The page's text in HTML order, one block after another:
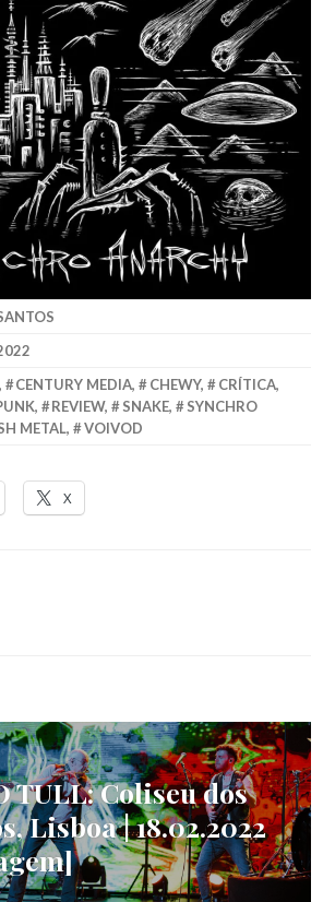
CENTURY MEDIA, CHEWY, CRÍTICA,
, REVIEW, SNAKE,
SYNCHRO
METAL, VOIVOD
X
TULL: Coliseu dos
Lisboa | 18.02.2022